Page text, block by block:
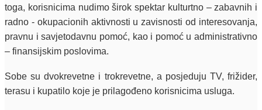
toga, korisnicima nudimo širok spektar kulturtno – zabavnih i
radno - okupacionih aktivnosti u zavisnosti od interesovanja,
pravnu i savjetodavnu pomoć, kao i pomoć u administrativno
– finansijskim poslovima.
Sobe su dvokrevetne i trokrevetne, a posjeduju TV, frižider,
terasu i kupatilo koje je prilagođeno korisnicima usluga.